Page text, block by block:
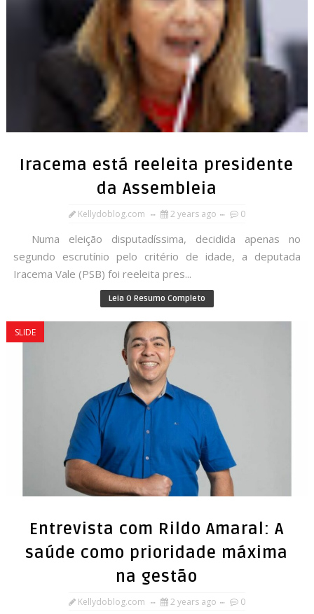
Iracema está reeleita presidente
da Assembleia
Kellydoblog.com 2 years ago 0
Numa eleição disputadíssima, decidida apenas no
segundo escrutínio pelo critério de idade, a deputada
Iracema Vale (PSB) foi reeleita pres...
Leia O Resumo Completo
SLIDE
Entrevista com Rildo Amaral: A
saúde como prioridade máxima
na gestão
Kellydoblog.com 2 years ago 0